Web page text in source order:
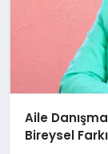
Aile
Bireysel